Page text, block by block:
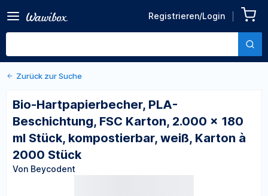
Registrieren/Login
Beschichtung, FSC Karton,
2.000 x 180 ml Stück,
à 2000 Stück
Von Beycodent
Zurück zu den Produktdetails
Zurück zur Suche
Bio-Hartpapierbecher, PLA-
Beschichtung, FSC Karton, 2.000 x 180
ml Stück, kompostierbar, weiß, Karton à
2000 Stück
Von Beycodent